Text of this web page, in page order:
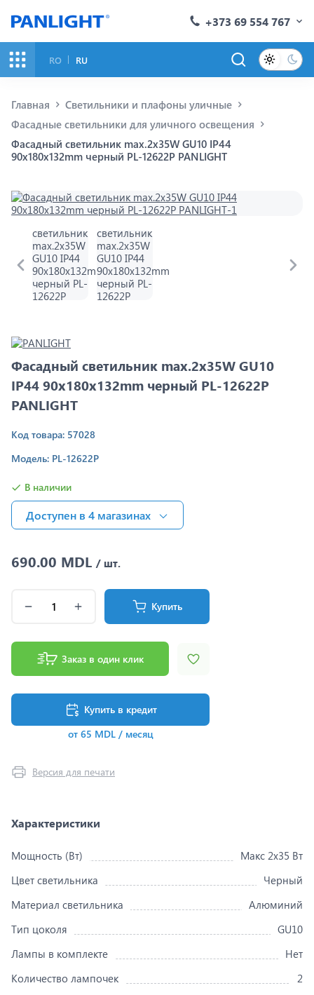
+373 69 554 767
RO RU
Главная
Светильники и плафоны уличные
Фасадные светильники для уличного освещения
Фасадный светильник max.2x35W GU10 IP44
90x180x132mm черный PL-12622P PANLIGHT
Фасадный светильник max.2x35W GU10
IP44 90x180x132mm черный PL-12622P
PANLIGHT
Код товара: 57028
Модель: PL-12622P
В наличии
Доступен в 4 магазинах
690.00 MDL / шт.
Купить
Заказ в один клик
Купить в кредит
от 65 MDL / месяц
Версия для печати
Характеристики
Мощность (Вт)
Макс 2x35 Вт
Цвет светильника
Черный
Материал светильника
Алюминий
Тип цоколя
GU10
Лампы в комплекте
Нет
Количество лампочек
2